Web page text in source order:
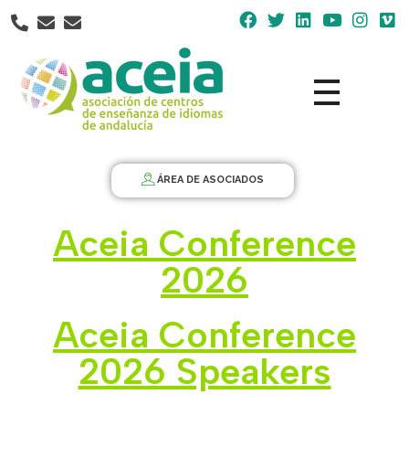
Nota:
este
web
incluye
ÁREA DE ASOCIADOS
Aceia Conference
2026
Aceia Conference
2026 Speakers